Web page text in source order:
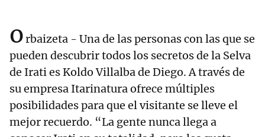
orbaizeta - Una de las personas con las que se
pueden descubrir todos los secretos de la Selva
de Irati es Koldo Villalba de Diego. A través de
su empresa Itarinatura ofrece múltiples
posibilidades para que el visitante se lleve el
mejor recuerdo. “La gente nunca llega a